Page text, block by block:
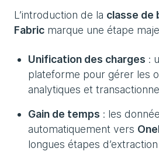
L’introduction de la classe de
Fabric marque une étape
Unification des charges :
plateforme pour gérer les
analytiques et
Gain de temps : les
automatiquement vers
longues étapes